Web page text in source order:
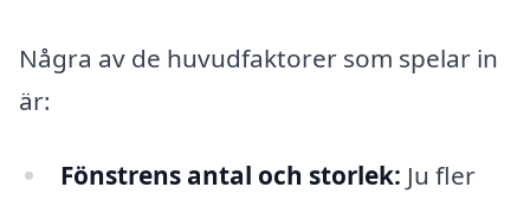
Några av de huvudfaktorer som spelar in
är:
Fönstrens antal och storlek: Ju fler